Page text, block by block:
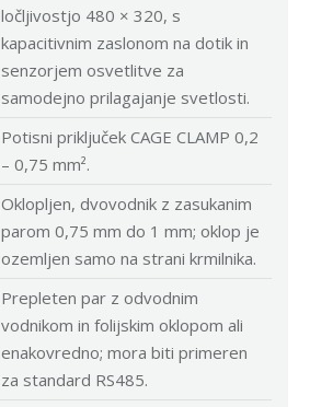
ločljivostjo 480 × 320, s
kapacitivnim zaslonom na dotik in
senzorjem osvetlitve za
samodejno prilagajanje svetlosti.
Potisni priključek CAGE CLAMP 0,2
– 0,75 mm².
Oklopljen, dvovodnik z zasukanim
parom 0,75 mm do 1 mm; oklop je
ozemljen samo na strani krmilnika.
Prepleten par z odvodnim
vodnikom in folijskim oklopom ali
enakovredno; mora biti primeren
za standard RS485.